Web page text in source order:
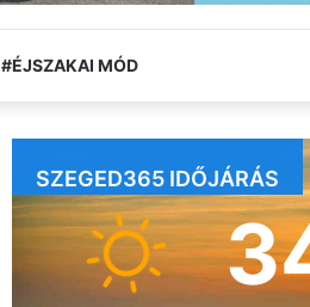
#ÉJSZAKAI MÓD
SZEGED365 IDŐJÁRÁS